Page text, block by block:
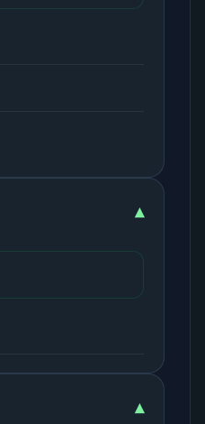
▾
▾